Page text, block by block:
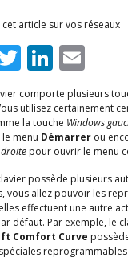
cet article sur vos réseaux
Twitter
comporte plusieurs
utilisez certainement
la touche Windows
menu Démarrer ou
droite pour ouvrir le menu
possède plusieurs
vous allez pouvoir les
effectuent une autre
défaut. Par exemple, le
Comfort Curve
reprogrammables